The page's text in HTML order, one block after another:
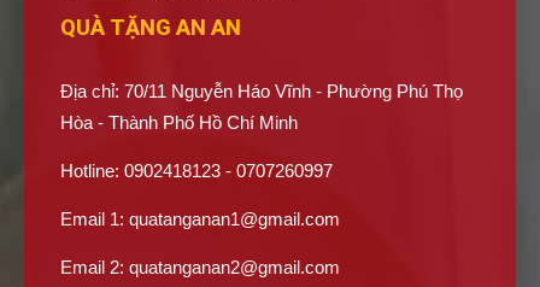
QUÀ TẶNG AN AN
Địa chỉ: 70/11 Nguyễn Háo Vĩnh - Phường Phú Thọ
Hòa - Thành Phố Hồ Chí Minh
Hotline: 0902418123 - 0707260997
Email 1: quatanganan1@gmail.com
Email 2: quatanganan2@gmail.com